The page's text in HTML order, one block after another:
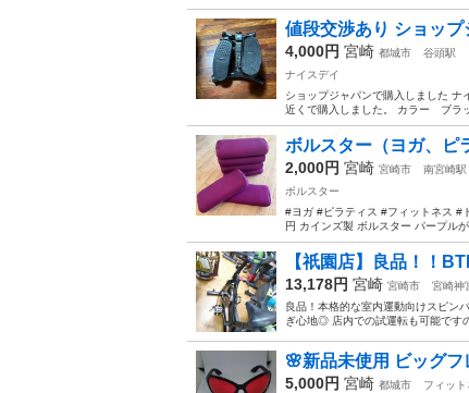
値段交渉あり ショッ
4,000円 宮崎 都城市 谷頭駅
ナイスデイ
ショップジャパンで購入しました
近くで購入しました。 カラー ブラ
ボルスター（ヨガ、ピ
2,000円 宮崎 宮崎市 南宮崎駅
ボルスター
#ヨガ #ピラティス #フィットネス #
円 カインズ製 ボルスター パープル
【祇園店】良品！！
13,178円 宮崎 宮崎市 宮崎神
良品！本格的な室内運動向けスピン
ぎ心地◎ 店内での試運転も可能です
🌸新品未使用 ビッグ
5,000円 宮崎 都城市
フィッ